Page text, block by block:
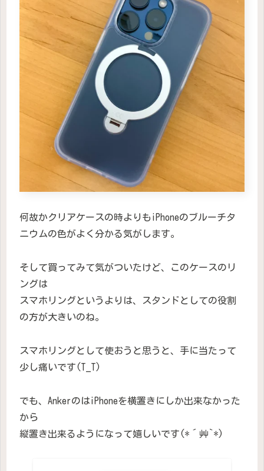
何故かクリアケースの時よりもiPhoneのブルーチタ
ニウムの色がよく分かる気がします。
そして買ってみて気がついたけど、このケースのリ
ングは
スマホリングというよりは、スタンドとしての役割
の方が大きいのね。
スマホリングとして使おうと思うと、手に当たって
少し痛いです(T_T)
でも、AnkerのはiPhoneを横置きにしか出来なかった
から
縦置き出来るようになって嬉しいです(*´艸`*)